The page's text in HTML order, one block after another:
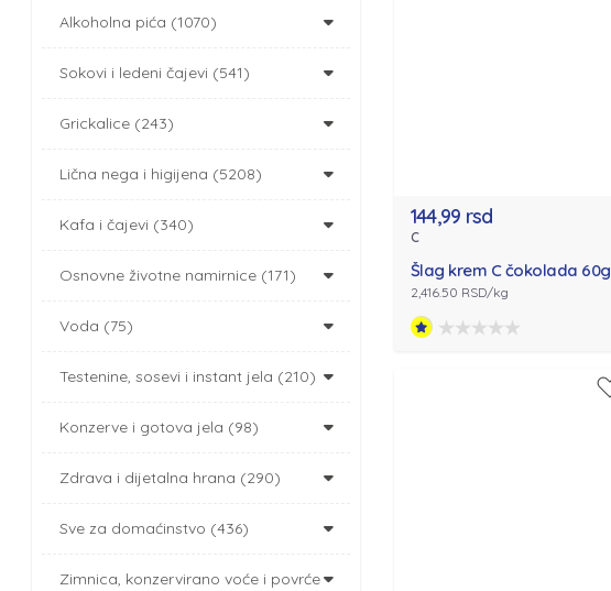
Alkoholna pića (1070)
Sokovi i ledeni čajevi (541)
Grickalice (243)
Lična nega i higijena (5208)
Kafa i čajevi (340)
Osnovne životne namirnice (171)
Voda (75)
Testenine, sosevi i instant jela (210)
Konzerve i gotova jela (98)
Zdrava i dijetalna hrana (290)
Sve za domaćinstvo (436)
Zimnica, konzervirano voće i povrće
144,99 rsd
C
Šlag krem C čokolada 60g
2,416.50 RSD/kg